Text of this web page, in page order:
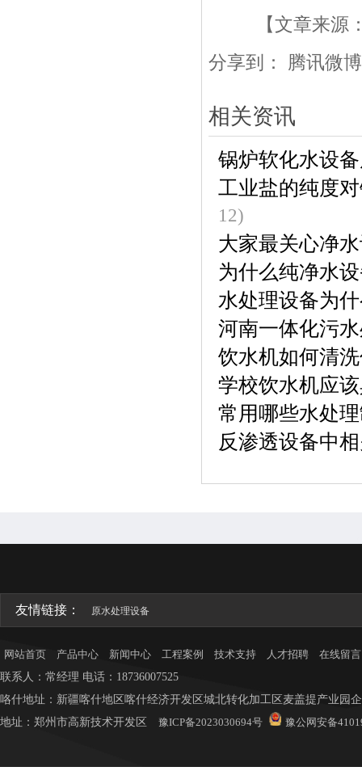
【文章来源
分享到：
腾讯微博
相关资讯
锅炉软化水设
工业盐的纯度
12)
大家最关心净
为什么纯净水
水处理设备为
河南一体化污
饮水机如何清
学校饮水机应
常用哪些水处
反渗透设备中
友情链接： 原水处理设备
网站首页 产品中心 新闻中心 工程案例 技术支持 人才招聘
在线留言
联系人：常经理 电话：18736007525
咯什地址：新疆喀什地区喀什经济开发区城北转化加工区麦盖提产业园
地址： 郑州市高新技术开发区 豫ICP备2023030694号 豫公网安备